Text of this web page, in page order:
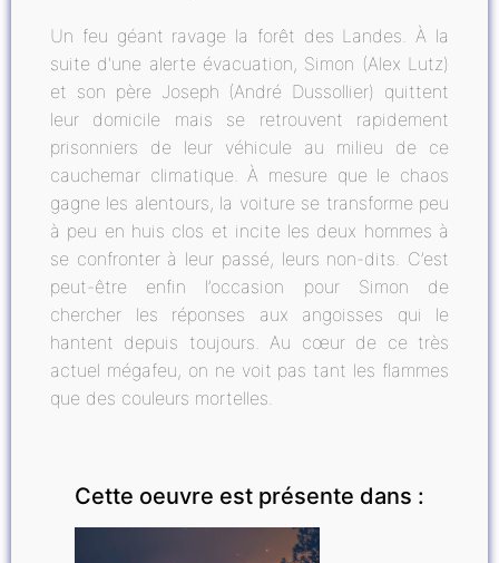
Un feu géant ravage la forêt des Landes. À la
suite d'une alerte évacuation, Simon (Alex Lutz)
et son père Joseph (André Dussollier) quittent
leur domicile mais se retrouvent rapidement
prisonniers de leur véhicule au milieu de ce
cauchemar climatique. À mesure que le chaos
gagne les alentours, la voiture se transforme peu
à peu en huis clos et incite les deux hommes à
se confronter à leur passé, leurs non-dits. C’est
peut-être enfin l’occasion pour Simon de
chercher les réponses aux angoisses qui le
hantent depuis toujours. Au cœur de ce très
actuel mégafeu, on ne voit pas tant les flammes
que des couleurs mortelles.
Cette oeuvre est présente dans :